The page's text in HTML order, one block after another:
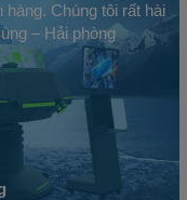
Chúng tôi rất hài
– Hải phòng